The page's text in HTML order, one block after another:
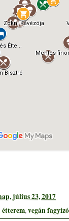
július 23, 2017
étterem,vegán fagyizó